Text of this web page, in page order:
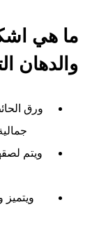
ما هي
والدهان
ورق
ويتم
ويتميز